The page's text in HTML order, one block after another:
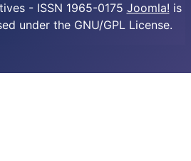
- ISSN 1965-0175 Joomla! is
under the GNU/GPL License.